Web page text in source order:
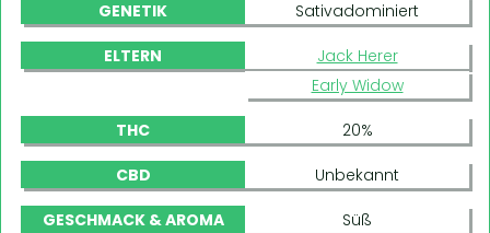
GENETIK Sativadominiert
ELTERN
Jack Herer
Early Widow
THC 20%
CBD Unbekannt
GESCHMACK & AROMA
Süß